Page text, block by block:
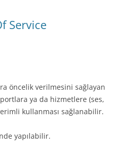
Service
öncelik verilmesini sağlayan
ya da hizmetlere (ses,
kullanması sağlanabilir.
yapılabilir.